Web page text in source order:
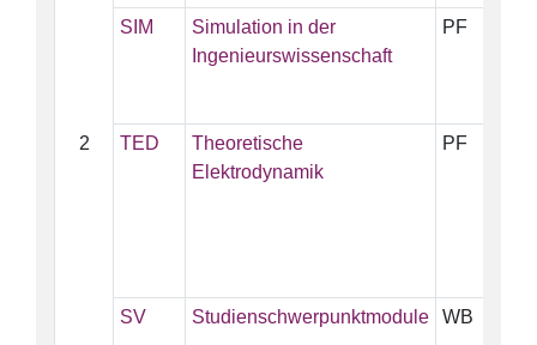
2
SIM
Simulation in der
Ingenieurswissenschaft
PF
TED
Theoretische
Elektrodynamik
PF
SV Studienschwerpunktmodule WB